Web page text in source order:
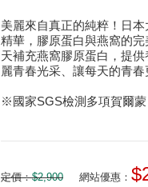
美麗來自真正的純粹！日
精華，膠原蛋白與燕窩的
天補充燕窩膠原蛋白，提
麗青春光采、讓每天的青
※國家SGS檢測多項賀爾
定價：$2,900 網站優惠：